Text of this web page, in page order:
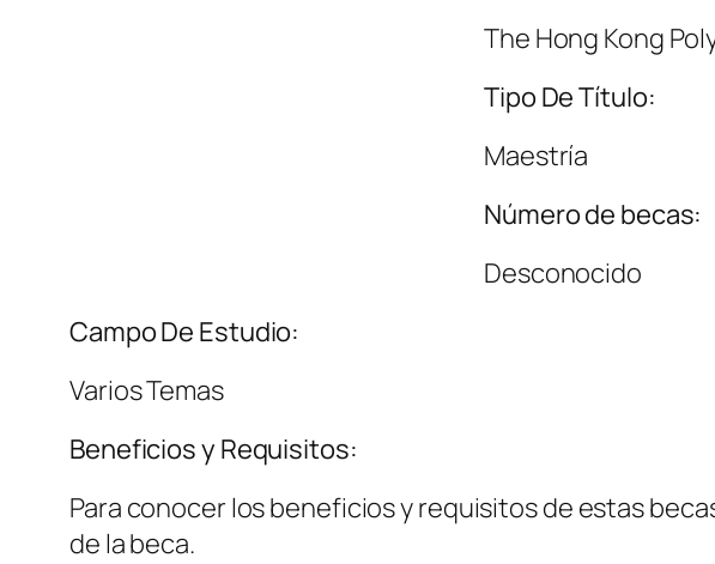
The Hong Kong
Tipo De Título:
Maestría
Número de becas:
Desconocido
Campo De Estudio:
Varios Temas
Beneficios y Requisitos:
Para conocer los beneficios y requisitos de estas
de la beca.